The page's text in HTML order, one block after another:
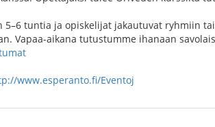
tuntia ja opiskelijat jakautuvat ryhmiin
Vapaa-aikana tutustumme ihanaan
www.esperanto.fi/Eventoj